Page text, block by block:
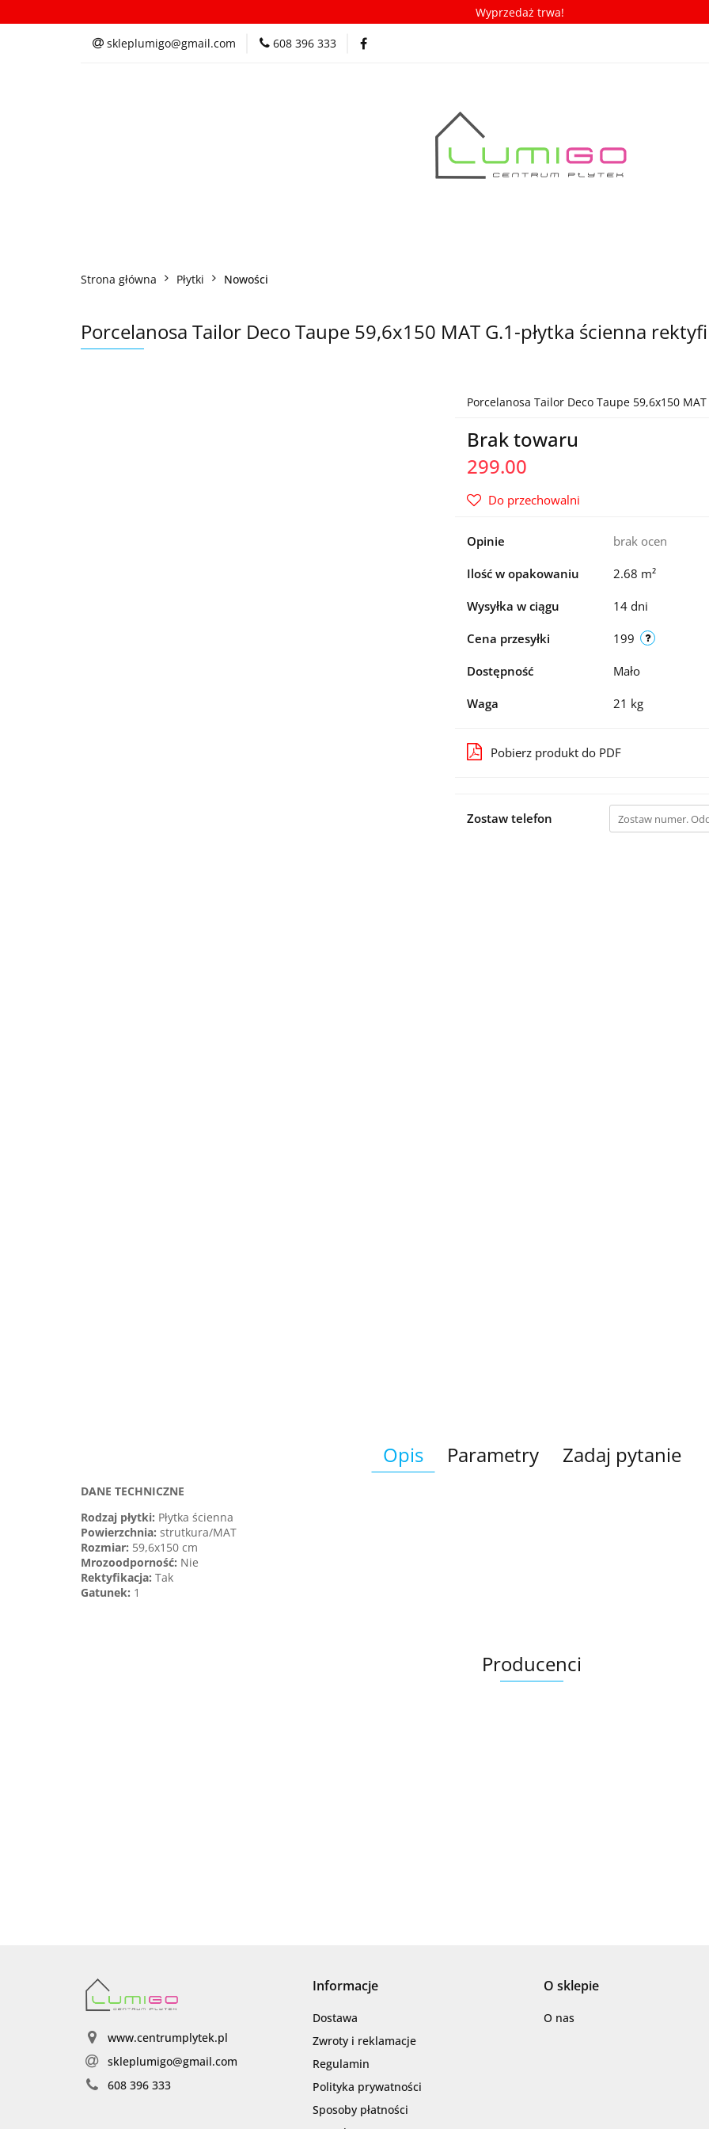
Wyprzedaż trwa!
skleplumigo@gmail.com 608 396 333
Kategorie Inspiracje Porady/ABC płytek Nowości
Strona główna Płytki Nowości
Porcelanosa Tailor Deco Taupe 59,6x150 MAT G.1-płytka ścienna
Porcelanosa Tailor Deco Taupe 59,6x150
Brak towaru
299.00
Do przechowalni
Opinie brak ocen
Ilość w opakowaniu 2.68 m²
Wysyłka w ciągu 14 dni
Cena przesyłki 199
Dostępność Mało
Waga 21 kg
Pobierz produkt do PDF
Zostaw telefon
Opis Parametry Zadaj pytanie
DANE TECHNICZNE
Rodzaj płytki: Płytka ścienna
Powierzchnia: strutkura/MAT
Rozmiar: 59,6x150 cm
Mrozoodporność: Nie
Rektyfikacja: Tak
Gatunek: 1
Producenci
Barwolf
www.centrumplytek.pl
skleplumigo@gmail.com
608 396 333
Informacje
Dostawa
Zwroty i reklamacje
Regulamin
Polityka prywatności
Sposoby płatności
O sklepie
O nas